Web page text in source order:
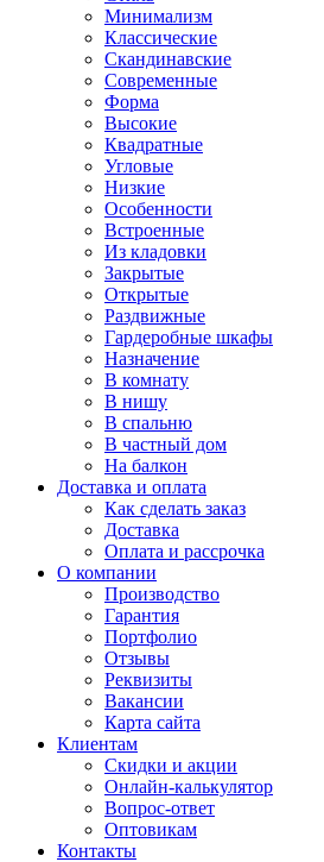
Минимализм
Классические
Скандинавские
Современные
Форма
Высокие
Квадратные
Угловые
Низкие
Особенности
Встроенные
Из кладовки
Закрытые
Открытые
Раздвижные
Гардеробные шкафы
Назначение
В комнату
В нишу
В спальню
В частный дом
На балкон
Доставка и оплата
Как сделать заказ
Доставка
Оплата и рассрочка
О компании
Производство
Гарантия
Портфолио
Отзывы
Реквизиты
Вакансии
Карта сайта
Клиентам
Скидки и акции
Онлайн-калькулятор
Вопрос-ответ
Оптовикам
Контакты